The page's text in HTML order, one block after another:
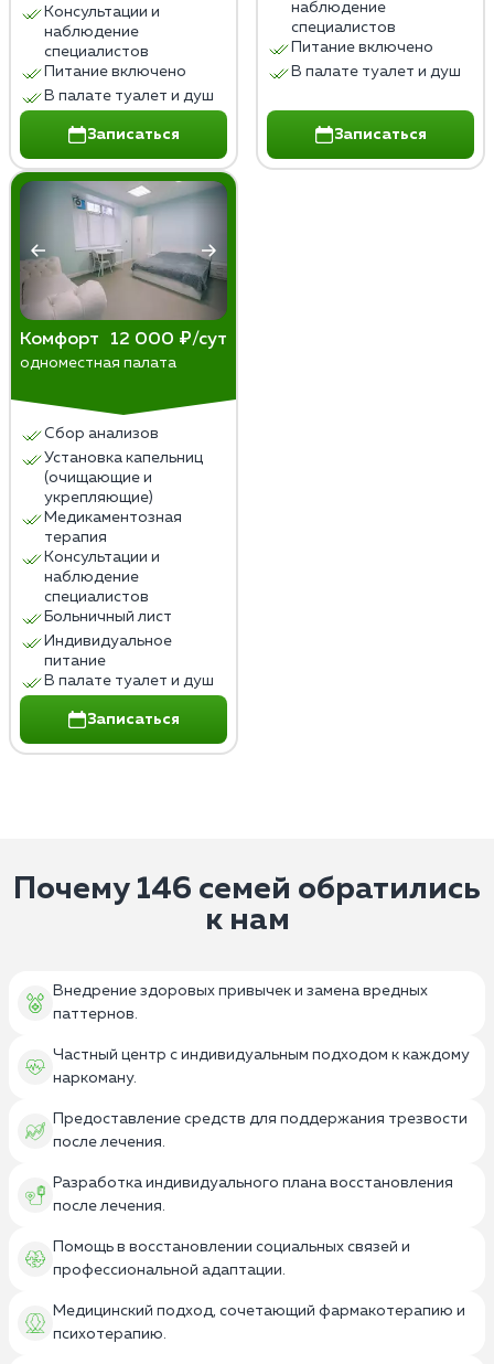
Консультации и
наблюдение
специалистов
Питание включено
В палате туалет и душ
Записаться
наблюдение
специалистов
Питание включено
В палате туалет и душ
Записаться
Комфорт 12 000 ₽/сут
одноместная палата
Сбор анализов
Установка капельниц
(очищающие и
укрепляющие)
Медикаментозная
терапия
Консультации и
наблюдение
специалистов
Больничный лист
Индивидуальное
питание
В палате туалет и душ
Записаться
Почему 146 семей обратились
к нам
Внедрение здоровых привычек и замена вредных
паттернов.
Частный центр с индивидуальным подходом к каждому
наркоману.
Предоставление средств для поддержания трезвости
после лечения.
Разработка индивидуального плана восстановления
после лечения.
Помощь в восстановлении социальных связей и
профессиональной адаптации.
Медицинский подход, сочетающий фармакотерапию и
психотерапию.